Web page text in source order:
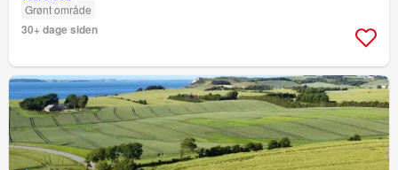
Grønt område
30+ dage siden